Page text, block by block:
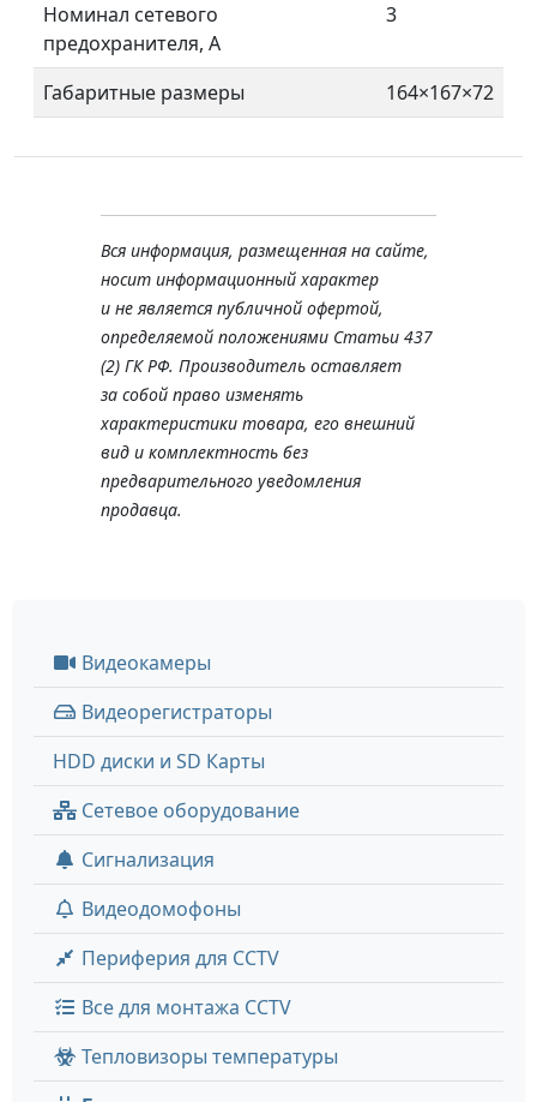
Номинал сетевого
предохранителя, А
3
Габаритные размеры 164×167×72
Вся информация, размещенная на сайте,
носит информационный характер
и не является публичной офертой,
определяемой положениями Статьи 437
(2) ГК РФ. Производитель оставляет
за собой право изменять
характеристики товара, его внешний
вид и комплектность без
предварительного уведомления
продавца.
Видеокамеры
Видеорегистраторы
HDD диски и SD Карты
Сетевое оборудование
Сигнализация
Видеодомофоны
Периферия для CCTV
Все для монтажа CCTV
Тепловизоры температуры